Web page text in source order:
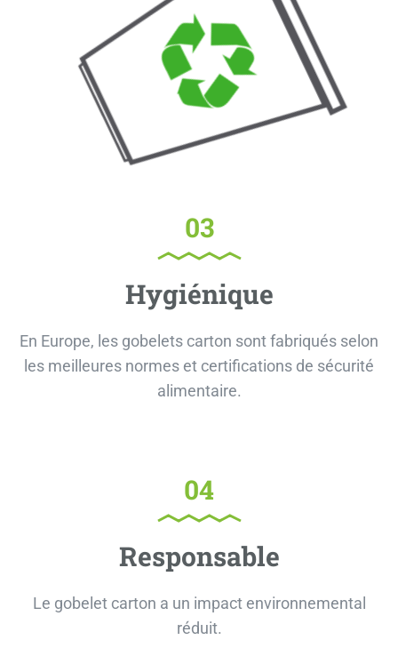
03
Hygiénique
En Europe, les gobelets carton sont fabriqués selon
les meilleures normes et certifications de sécurité
alimentaire.
04
Responsable
Le gobelet carton a un impact environnemental
réduit.